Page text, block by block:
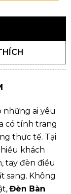
những ai yêu
có tính trang
thực tế. Tại
khách
tay đèn điều
sang. Không
Đèn Bàn